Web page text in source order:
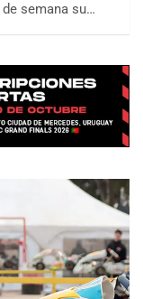
semana su…